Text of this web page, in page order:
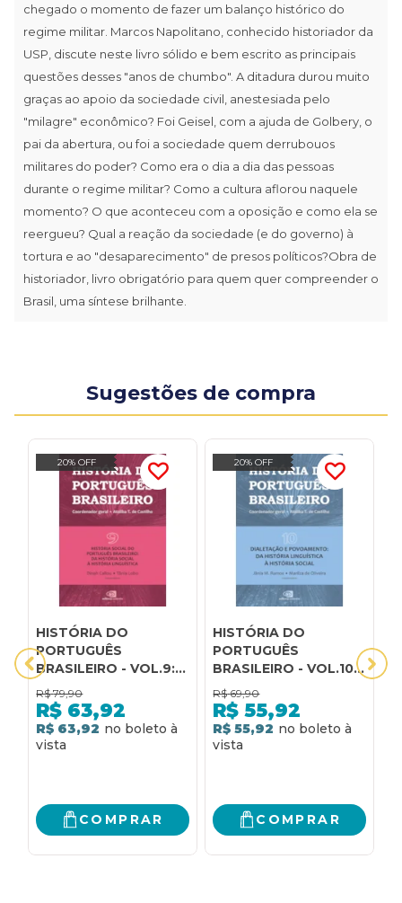
chegado o momento de fazer um balanço histórico do
regime militar. Marcos Napolitano, conhecido historiador da
USP, discute neste livro sólido e bem escrito as principais
questões desses "anos de chumbo". A ditadura durou muito
graças ao apoio da sociedade civil, anestesiada pelo
"milagre" econômico? Foi Geisel, com a ajuda de Golbery, o
pai da abertura, ou foi a sociedade quem derrubouos
militares do poder? Como era o dia a dia das pessoas
durante o regime militar? Como a cultura aflorou naquele
momento? O que aconteceu com a oposição e como ela se
reergueu? Qual a reação da sociedade (e do governo) à
tortura e ao "desaparecimento" de presos políticos?Obra de
historiador, livro obrigatório para quem quer compreender o
Brasil, uma síntese brilhante.
Sugestões de compra
20% OFF
HISTÓRIA DO
PORTUGUÊS
BRASILEIRO - VOL.9:
HISTÓRIA SOCIAL DO
PORTUGUÊS
BRASILEIRO: DA
HISTÓRIA SOCIAL À
R$ 79,90
R$ 63,92
R$ 63,92
COMPRAR
20% OFF
HISTÓRIA DO
PORTUGUÊS
BRASILEIRO - VOL.10:
DIALETAÇÃO E
POVOAMENTO: DA
HISTÓRIA
LINGUÍSTICA À
R$ 69,90
R$ 55,92
R$ 55,92
COMPRAR